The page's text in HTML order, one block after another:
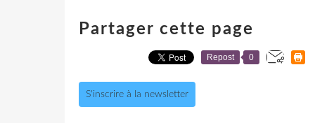
Partager cette page
Repost 0
S'inscrire à la newsletter